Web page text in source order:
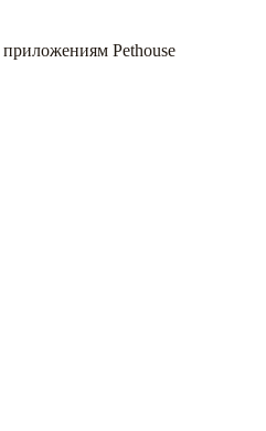
Pethouse